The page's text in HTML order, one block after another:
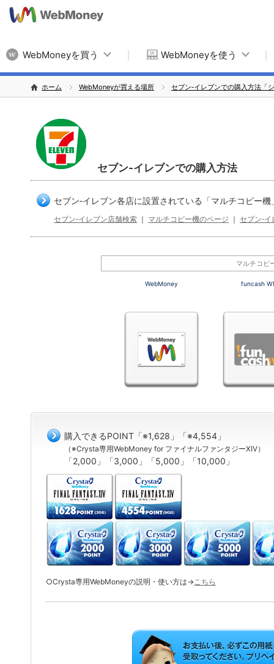
WebMoneyを買う WebMoneyを使う
ホーム WebMoneyが買える場所 セブン‐イレブンでの購入方法「
セブン‐イレブンでの購入方法
セブン‐イレブン各店に設置されている「マルチコピー
セブン‐イレブン店舗検索 ｜ マルチコピー機のページ ｜ セブン‐
マルチコピ
WebMoney funcash
購入できるPOINT「※1,628」「※4,554」
（※Crysta専用WebMoney for ファイナルファンタジーXIV）
「2,000」「3,000」「5,000」「10,000」
○Crysta専用WebMoneyの説明・使い方は→こちら